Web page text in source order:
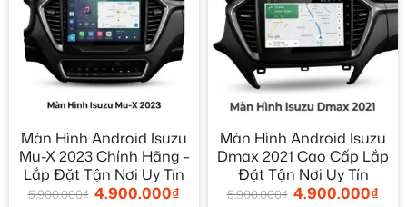
Màn Hình Android Isuzu
Mu-X 2023 Chính Hãng –
Lắp Đặt Tận Nơi Uy Tín
5.900.000₫ 4.900.000₫
Màn Hình Android Isuzu
Dmax 2021 Cao Cấp Lắp
Đặt Tận Nơi Uy Tín
5.900.000₫ 4.900.000₫